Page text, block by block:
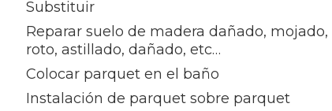
Substituir
Reparar suelo de madera dañado, mojado,
roto, astillado, dañado, etc…
Colocar parquet en el baño
Instalación de parquet sobre parquet